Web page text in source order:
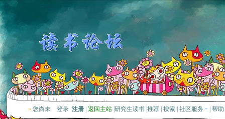
» 您尚未 登录 注册 返回主站 研究生读书 推荐 搜索 社区服务 帮助